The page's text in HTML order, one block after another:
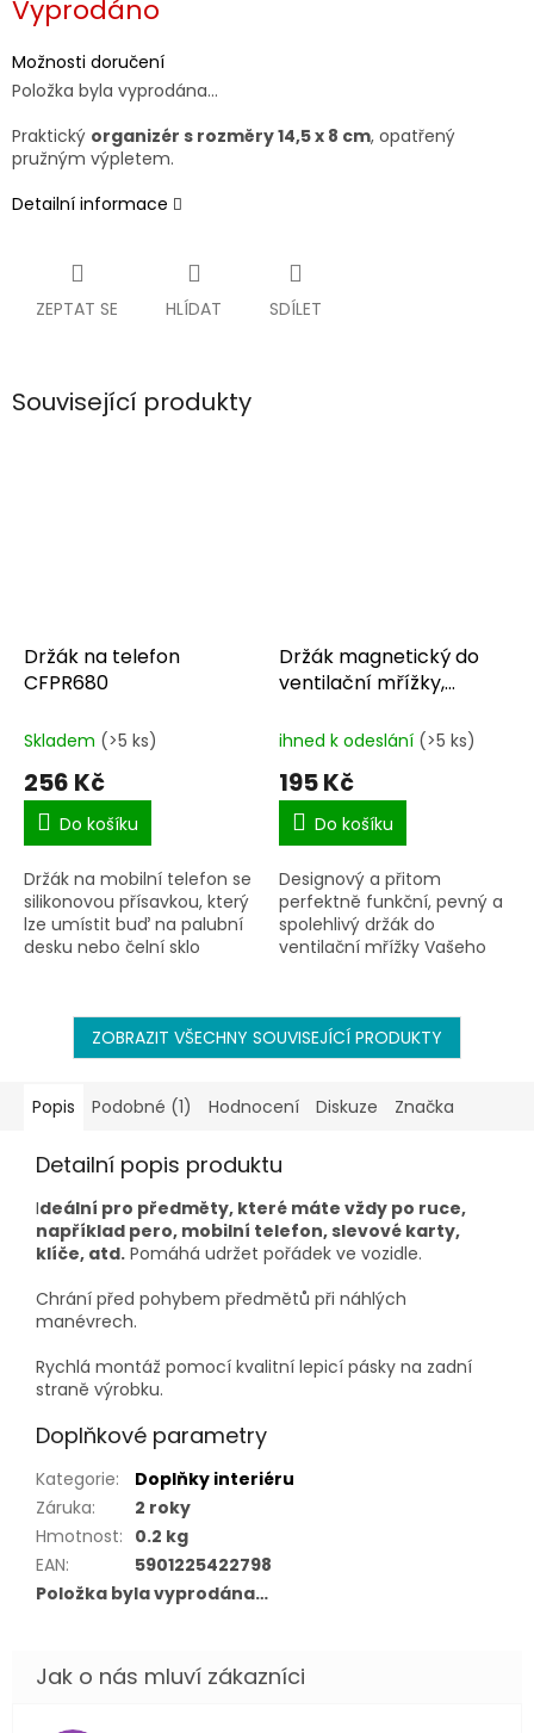
cena:
Vyprodáno
Možnosti doručení
Položka byla vyprodána…
Praktický organizér s rozměry 14,5 x 8 cm, opatřený
pružným výpletem.
Detailní informace
ZEPTAT SE HLÍDAT SDÍLET
Související produkty
Držák na telefon
CFPR680
Skladem (>5 ks)
256 Kč
Do košíku
Držák na mobilní telefon se
silikonovou přísavkou, který
lze umístit buď na palubní
desku nebo čelní sklo
telefonů o šířce 67-90mm.
Držák magnetický do
ventilační mřížky,
ihned k odeslání (>5 ks)
195 Kč
Do košíku
Designový a přitom
perfektně funkční, pevný a
spolehlivý držák do
ventilační mřížky Vašeho
ZOBRAZIT VŠECHNY SOUVISEJÍCÍ PRODUKTY
Popis Podobné (1) Hodnocení Diskuze Značka
Detailní popis produktu
Ideální pro předměty, které máte vždy po ruce,
například pero, mobilní telefon, slevové karty,
klíče, atd. Pomáhá udržet pořádek ve vozidle.
Chrání před pohybem předmětů při náhlých
manévrech.
Rychlá montáž pomocí kvalitní lepicí pásky na zadní
straně výrobku.
Doplňkové parametry
Kategorie:
Doplňky interiéru
Záruka:
2 roky
Hmotnost: 0.2 kg
EAN:
5901225422798
Položka byla vyprodána…